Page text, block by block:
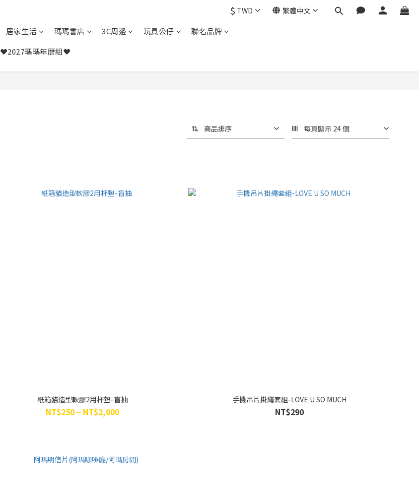
$ TWD 繁體中文
居家生活 瑪瑪書店 3C周邊 玩具公仔
聯名品牌
❤️2027瑪瑪年曆組❤️
商品排序 每頁顯示 24 個
紙箱貓造型軟膠2用杯墊-盲抽
NT$250 ~ NT$2,000
手機吊片掛繩套組-LOVE U SO MUCH
NT$290